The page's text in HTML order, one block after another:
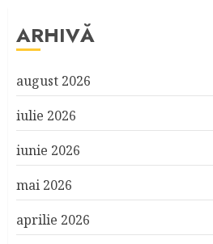
ARHIVĂ
august 2026
iulie 2026
iunie 2026
mai 2026
aprilie 2026